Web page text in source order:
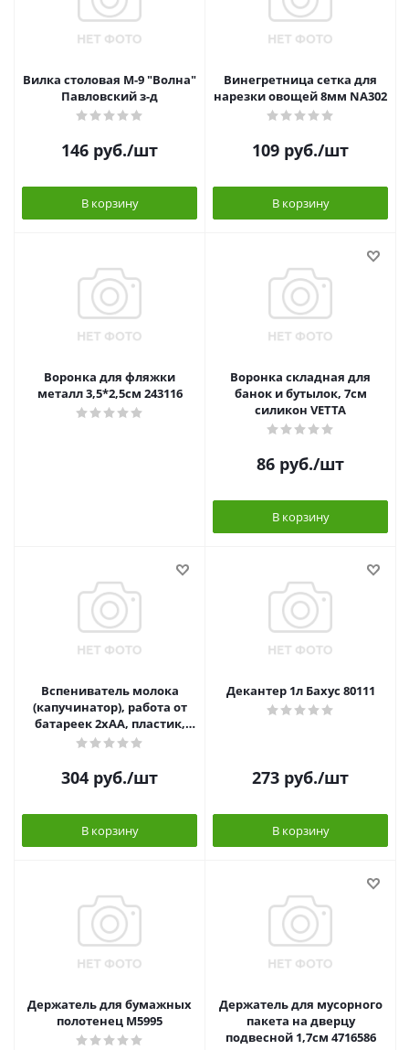
Вилка столовая М-9 "Волна"
Павловский з-д
146 руб./шт
В корзину
Винегретница сетка для
нарезки овощей 8мм NA302
109 руб./шт
В корзину
Воронка для фляжки
металл 3,5*2,5см 243116
Воронка складная для
банок и бутылок, 7см
силикон VETTA
86 руб./шт
В корзину
Вспениватель молока
(капучинатор), работа от
батареек 2xАА, пластик,
нерж.сталь SATOSHI
304 руб./шт
В корзину
Декантер 1л Бахус 80111
273 руб./шт
В корзину
Держатель для бумажных
полотенец М5995
Держатель для мусорного
пакета на дверцу
подвесной 1,7см 4716586